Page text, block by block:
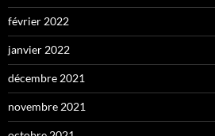
février 2022
janvier 2022
décembre 2021
novembre 2021